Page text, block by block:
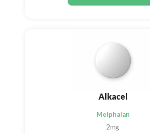
Alkacel
Melphalan
2mg